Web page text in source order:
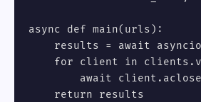
async def main(urls):
results = await
for client in
await
    return results